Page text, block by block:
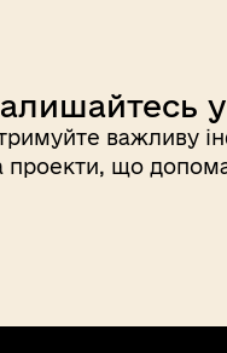
у
важливу
проекти, що